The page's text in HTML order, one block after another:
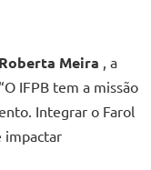
Meira , a
IFPB tem a missão
Integrar o Farol
impactar